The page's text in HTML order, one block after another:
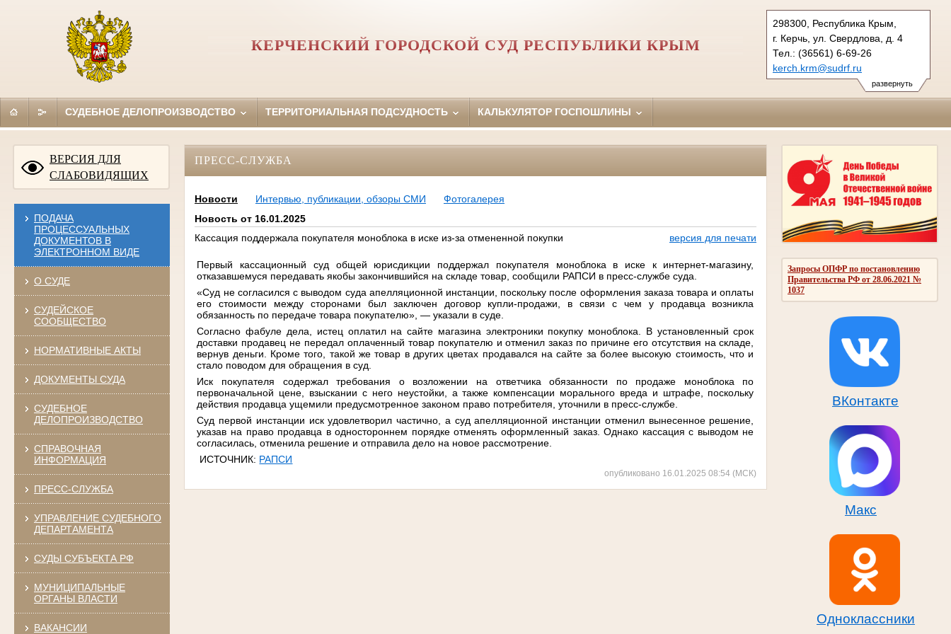
развернуть
298300, Республика Крым,
г. Керчь, ул. Свердлова, д. 4
Тел.: (36561) 6-69-26
kerch.krm@sudrf.ru
КЕРЧЕНСКИЙ ГОРОДСКОЙ СУД РЕСПУБЛИКИ КРЫМ
СУДЕБНОЕ ДЕЛОПРОИЗВОДСТВО ТЕРРИТОРИАЛЬНАЯ ПОДСУДНОСТЬ КАЛЬКУЛЯТОР ГОСПОШЛИНЫ
ВЕРСИЯ ДЛЯ
СЛАБОВИДЯЩИХ
ПОДАЧА
ПРОЦЕССУАЛЬНЫХ
ДОКУМЕНТОВ В
ЭЛЕКТРОННОМ ВИДЕ
О СУДЕ
СУДЕЙСКОЕ
СООБЩЕСТВО
НОРМАТИВНЫЕ АКТЫ
ДОКУМЕНТЫ СУДА
СУДЕБНОЕ
ДЕЛОПРОИЗВОДСТВО
СПРАВОЧНАЯ
ИНФОРМАЦИЯ
ПРЕСС-СЛУЖБА
УПРАВЛЕНИЕ СУДЕБНОГО
ДЕПАРТАМЕНТА
СУДЫ СУБЪЕКТА РФ
МУНИЦИПАЛЬНЫЕ
ОРГАНЫ ВЛАСТИ
ВАКАНСИИ
Запросы ОПФР по постановлению
Правительства РФ от 28.06.2021 №
1037
ВКонтакте
Макс
Одноклассники
ПРЕСС-СЛУЖБА
Новости Интервью, публикации, обзоры СМИ
Фотогалерея
Новость от 16.01.2025
Кассация поддержала покупателя моноблока в иске из-за отмененной покупки
версия для печати
Первый кассационный суд общей юрисдикции поддержал покупателя моноблока в иске к интернет-магазину,
отказавшемуся передавать якобы закончившийся на складе товар, сообщили РАПСИ в пресс-службе суда.
«Суд не согласился с выводом суда апелляционной инстанции, поскольку после оформления заказа товара и оплаты
его стоимости между сторонами был заключен договор купли-продажи, в связи с чем у продавца возникла
обязанность по передаче товара покупателю», — указали в суде.
Согласно фабуле дела, истец оплатил на сайте магазина электроники покупку моноблока. В установленный срок
доставки продавец не передал оплаченный товар покупателю и отменил заказ по причине его отсутствия на складе,
вернув деньги. Кроме того, такой же товар в других цветах продавался на сайте за более высокую стоимость, что и
стало поводом для обращения в суд.
Иск покупателя содержал требования о возложении на ответчика обязанности по продаже моноблока по
первоначальной цене, взыскании с него неустойки, а также компенсации морального вреда и штрафе, поскольку
действия продавца ущемили предусмотренное законом право потребителя, уточнили в пресс-службе.
Суд первой инстанции иск удовлетворил частично, а суд апелляционной инстанции отменил вынесенное решение,
указав на право продавца в одностороннем порядке отменять оформленный заказ. Однако кассация с выводом не
согласилась, отменила решение и отправила дело на новое рассмотрение.
ИСТОЧНИК: РАПСИ
опубликовано 16.01.2025 08:54 (МСК)